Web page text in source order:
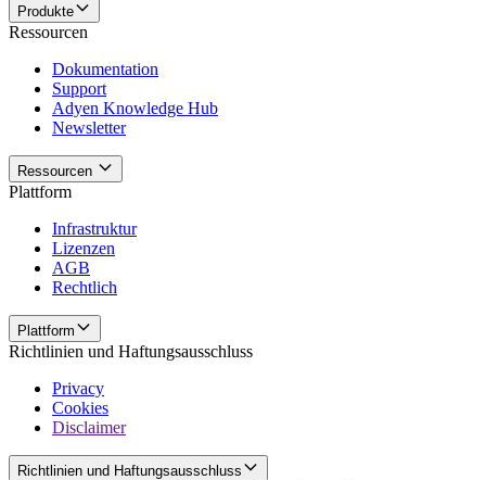
Produkte
Ressourcen
Dokumentation
Support
Adyen Knowledge Hub
Newsletter
Ressourcen
Plattform
Infrastruktur
Lizenzen
AGB
Rechtlich
Plattform
Richtlinien und Haftungsausschluss
Privacy
Cookies
Disclaimer
Richtlinien und Haftungsausschluss